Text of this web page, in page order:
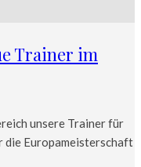
Trainer im
unsere Trainer für
die Europameisterschaft